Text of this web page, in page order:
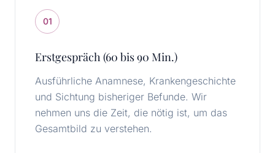
01
Erstgespräch (60 bis 90 Min.)
Ausführliche Anamnese, Krankengeschichte
und Sichtung bisheriger Befunde. Wir
nehmen uns die Zeit, die nötig ist, um das
Gesamtbild zu verstehen.